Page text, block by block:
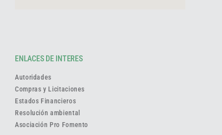
ENLACES DE INTERES
Autoridades
Compras y Licitaciones
Estados Financieros
Resolución ambiental
Asociación Pro Fomento